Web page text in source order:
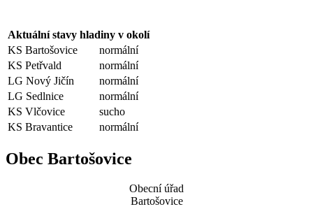
Aktuální stavy hladiny v okolí
KS Bartošovice
normální
KS Petřvald
normální
LG Nový Jičín
normální
LG Sedlnice
normální
KS Vlčovice
sucho
KS Bravantice
normální
Obec Bartošovice
Obecní úřad
Bartošovice